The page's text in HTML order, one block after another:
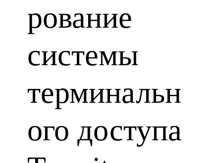
рование
системы
терминальн
ого доступа